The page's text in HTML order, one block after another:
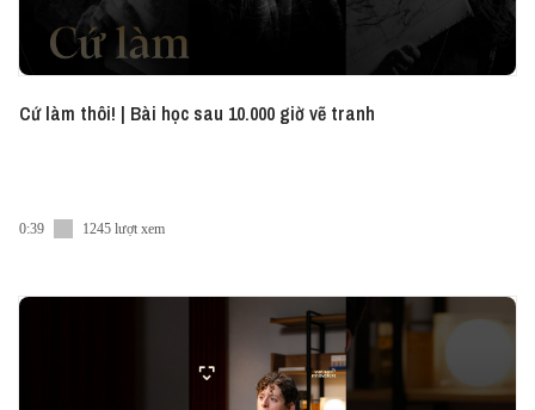
Cứ làm thôi! | Bài học sau 10.000 giờ vẽ tranh
0:39 1245 lượt xem